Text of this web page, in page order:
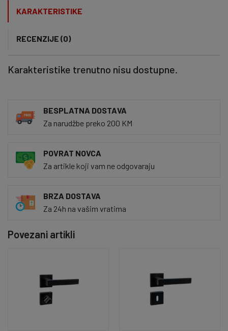
KARAKTERISTIKE
RECENZIJE (0)
Karakteristike trenutno nisu dostupne.
BESPLATNA DOSTAVA
Za narudžbe preko 200 KM
POVRAT NOVCA
Za artikle koji vam ne odgovaraju
BRZA DOSTAVA
Za 24h na vašim vratima
Povezani artikli